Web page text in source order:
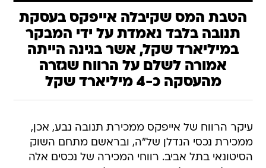
הטבת המס שקיבלה אייפקס בעסקת
תנובה בלבד נאמדת על ידי המבקר
במיליארד שקל, אשר בגינה הייתה
אמורה לשלם על הרווח שגזרה
מהעסקה כ-4 מיליארד שקל
עיקר הרווח של אייפקס ממכירת תנובה נבע, אכן,
ממכירת נכסי הנדלן של"ה, ובראשם מתחם השוק
הסיטונאי בתל אביב. רווחי המכירה של נכסים אלה